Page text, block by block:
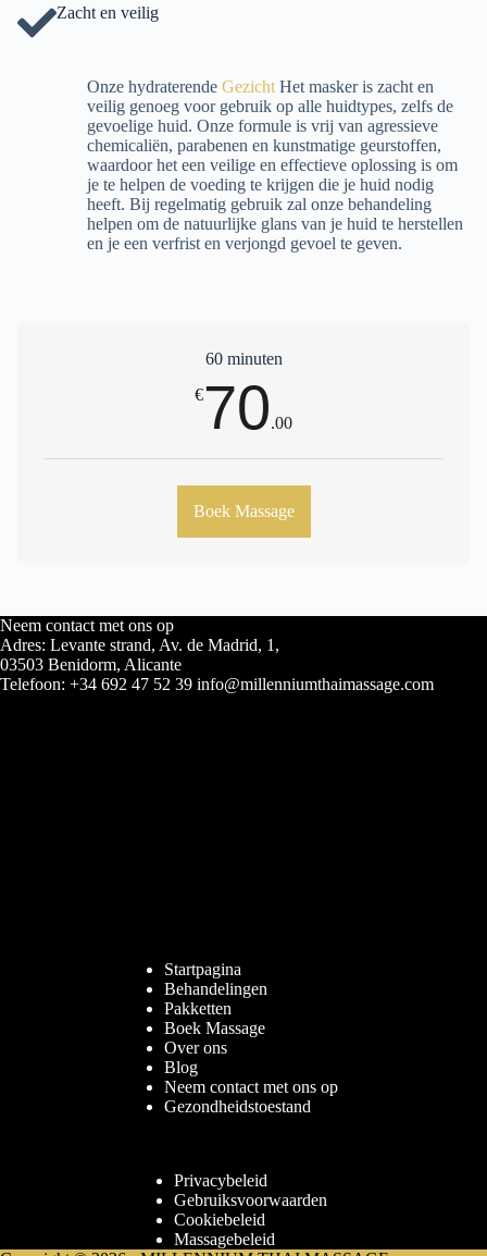
Zacht en veilig
Onze hydraterende Gezicht Het masker is zacht en
veilig genoeg voor gebruik op alle huidtypes, zelfs de
gevoelige huid. Onze formule is vrij van agressieve
chemicaliën, parabenen en kunstmatige geurstoffen,
waardoor het een veilige en effectieve oplossing is om
je te helpen de voeding te krijgen die je huid nodig
heeft. Bij regelmatig gebruik zal onze behandeling
helpen om de natuurlijke glans van je huid te herstellen
en je een verfrist en verjongd gevoel te geven.
60 minuten
€70.00
Boek Massage
Neem contact met ons op
Adres: Levante strand, Av. de Madrid, 1,
03503 Benidorm, Alicante
Telefoon: +34 692 47 52 39 info@millenniumthaimassage.com
Startpagina
Behandelingen
Pakketten
Boek Massage
Over ons
Blog
Neem contact met ons op
Gezondheidstoestand
Privacybeleid
Gebruiksvoorwaarden
Cookiebeleid
Massagebeleid